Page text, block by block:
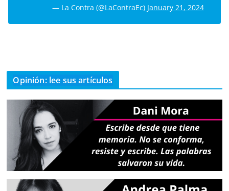
— La Contra (@LaContraEc) January 21, 2024
Opinión: lee sus artículos